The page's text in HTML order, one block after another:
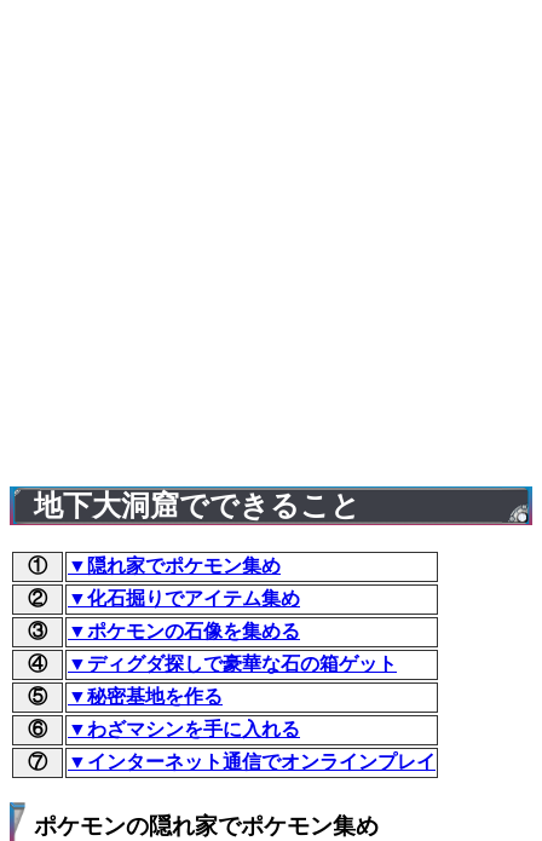
地下大洞窟でできること
①
▼隠れ家でポケモン集め
②
▼化石掘りでアイテム集め
③
▼ポケモンの石像を集める
④
▼ディグダ探しで豪華な石の箱ゲット
⑤
▼秘密基地を作る
⑥
▼わざマシンを手に入れる
⑦
▼インターネット通信でオンラインプレイ
ポケモンの隠れ家でポケモン集め